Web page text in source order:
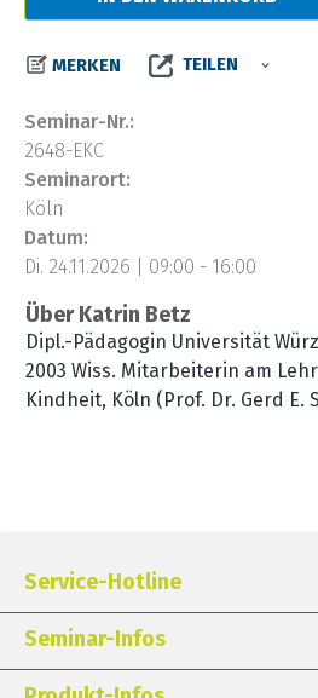
MERKEN TEILEN
Seminar-Nr.:
2648-EKC
Seminarort:
Köln
Datum:
Di. 24.11.2026 | 09:00 - 16:00
Über Katrin Betz
Dipl.-Pädagogin Universität
2003 Wiss. Mitarbeiterin am
Kindheit, Köln (Prof. Dr. Gerd E.
Seit 2006
Service-Hotline
Seminar-Infos